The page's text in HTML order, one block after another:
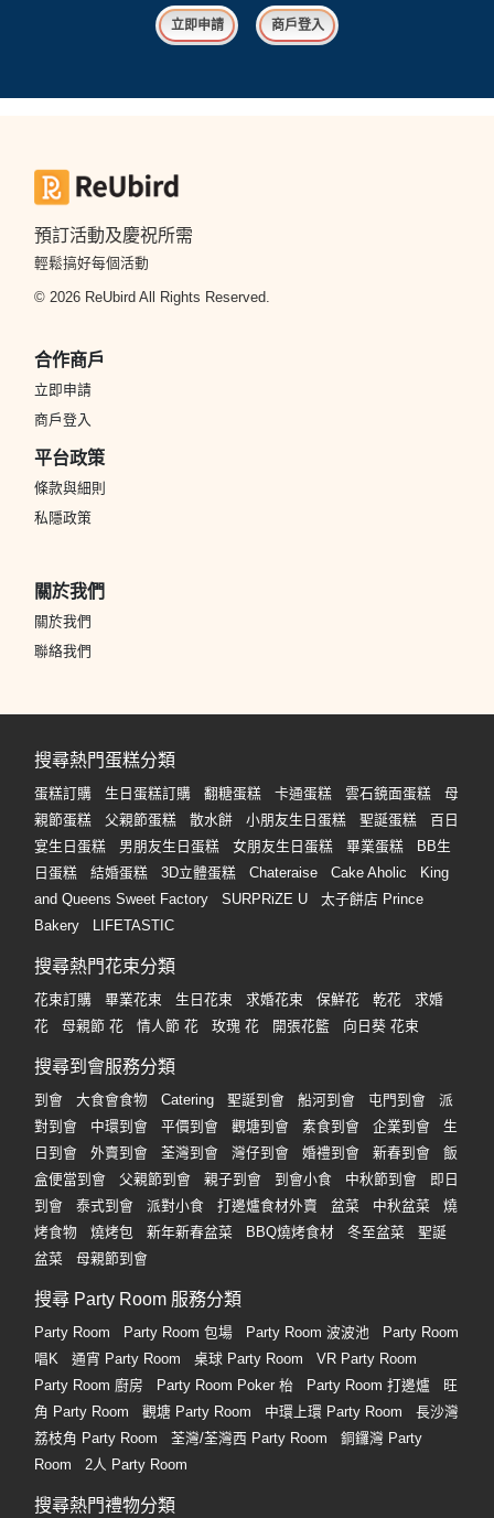
立即申請 商戶登入
預訂活動及慶祝所需
輕鬆搞好每個活動
© 2026 ReUbird All Rights Reserved.
合作商戶
立即申請
商戶登入
平台政策
條款與細則
私隱政策
關於我們
關於我們
聯絡我們
搜尋熱門蛋糕分類
蛋糕訂購 生日蛋糕訂購 翻糖蛋糕 卡通蛋糕 雲石鏡面蛋糕
母
親節蛋糕
父親節蛋糕 散水餅 小朋友生日蛋糕 聖誕蛋糕
百日
宴生日蛋糕
男朋友生日蛋糕 女朋友生日蛋糕 畢業蛋糕
BB生
日蛋糕
結婚蛋糕 3D立體蛋糕 Chateraise Cake Aholic
King
and Queens Sweet Factory
SURPRiZE U
太子餅店 Prince
Bakery
LIFETASTIC
搜尋熱門花束分類
花束訂購 畢業花束 生日花束 求婚花束 保鮮花 乾花
求婚
花
母親節 花 情人節 花 玫瑰 花 開張花籃 向日葵 花束
搜尋到會服務分類
到會 大食會食物 Catering 聖誕到會 船河到會 屯門到會
派
對到會
中環到會 平價到會 觀塘到會 素食到會 企業到會
生
日到會
外賣到會 荃灣到會 灣仔到會 婚禮到會 新春到會
飯
盒便當到會
父親節到會 親子到會 到會小食 中秋節到會
即日
到會
泰式到會 派對小食 打邊爐食材外賣 盆菜 中秋盆菜
燒
烤食物
燒烤包 新年新春盆菜 BBQ燒烤食材 冬至盆菜
聖誕
盆菜
母親節到會
搜尋 Party Room 服務分類
Party Room Party Room 包場 Party Room 波波池
Party Room
唱K
通宵 Party Room 桌球 Party Room
VR Party Room
Party Room 廚房
Party Room Poker 枱 Party Room 打邊爐
旺
角 Party Room
觀塘 Party Room 中環上環 Party Room
長沙灣
荔枝角 Party Room
荃灣/荃灣西 Party Room
銅鑼灣 Party
Room
2人 Party Room
搜尋熱門禮物分類